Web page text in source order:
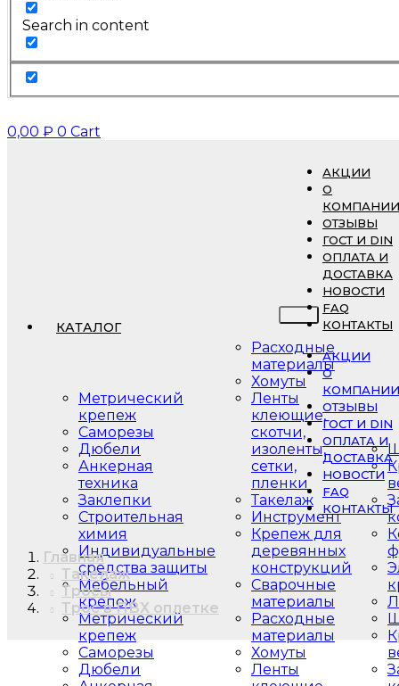
Search in content
0,00 ₽ 0 Cart
КАТАЛОГ
Метрический
крепеж
Саморезы
Дюбели
Анкерная
техника
Заклепки
Строительная
химия
Индивидуальные
средства защиты
Мебельный
крепеж
Метрический
крепеж
Саморезы
Дюбели
Расходные
материалы
Хомуты
Ленты
клеющие,
скотчи,
изоленты,
сетки,
пленки
Такелаж
Инструмент
Крепеж для
деревянных
конструкций
Сварочные
материалы
Расходные
материалы
Хомуты
Ленты
АКЦИИ
О
КОМПАНИИ
ОТЗЫВЫ
ГОСТ И DIN
ОПЛАТА И
ДОСТАВКА
НОВОСТИ
FAQ
КОНТАКТЫ
АКЦИИ
О
КОМПАНИИ
ОТЗЫВЫ
ГОСТ И DIN
ОПЛАТА И
ДОСТАВКА
НОВОСТИ
FAQ
КОНТАКТЫ
Главная
Такелаж
Тросы
Трос в ПВХ оплетке